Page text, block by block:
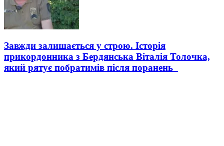
Завжди залишається у строю. Історія
прикордонника з Бердянська Віталія Толочка,
який рятує побратимів після поранень